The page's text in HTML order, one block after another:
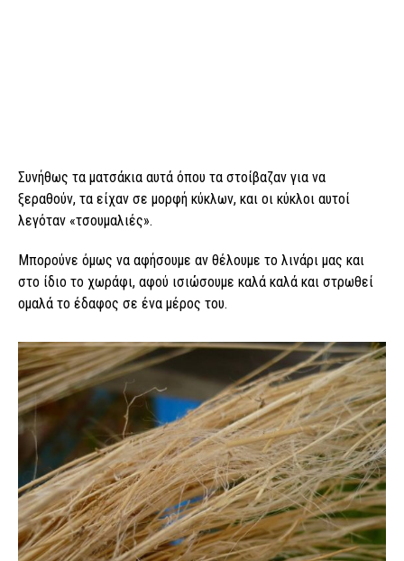
Συνήθως τα ματσάκια αυτά όπου τα στοίβαζαν για να
ξεραθούν, τα είχαν σε μορφή κύκλων, και οι κύκλοι αυτοί
λεγόταν «τσουμαλιές».
Μπορούνε όμως να αφήσουμε αν θέλουμε το λινάρι μας και
στο ίδιο το χωράφι, αφού ισιώσουμε καλά καλά και στρωθεί
ομαλά το έδαφος σε ένα μέρος του.